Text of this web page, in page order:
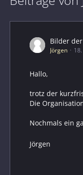
Bilder
Jörgen
Hallo,
trotz der
Die
Nochmals ein
Jörgen